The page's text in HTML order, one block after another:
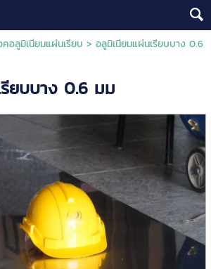
อลูมิเนียมแผ่นเรียบ > อลูมิเนียมแผ่นเรียบบาง 0.6
ยบบาง 0.6 มม